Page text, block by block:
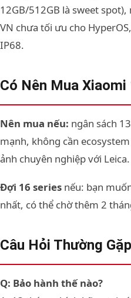
12GB/512GB là sweet
VN chưa tối ưu cho
IP68.
Có Nên Mua
Nên mua nếu: ngân sách
mạnh, không cần
ảnh chuyên nghiệp với Leica.
Đợi 16 series nếu: bạn
nhất, có thể chờ thêm 2
Câu Hỏi Thường Gặp
Q: Bảo hành thế nào?